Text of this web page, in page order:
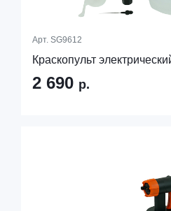
Арт. SG9612
Краскопульт
2 690 р.